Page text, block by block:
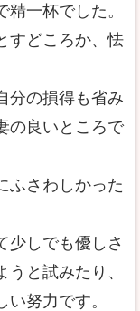
一杯でした。
すどころか、怯
分の損得も省み
の良いところで
ふさわしかった
しでも優しさ
と試みたり、
努力です。